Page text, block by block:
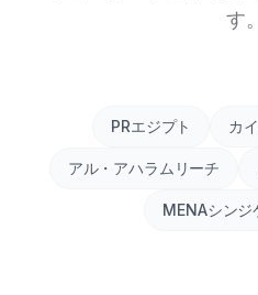
す。
PRエジプト カ
アル・アハラムリーチ
MENAシンジ